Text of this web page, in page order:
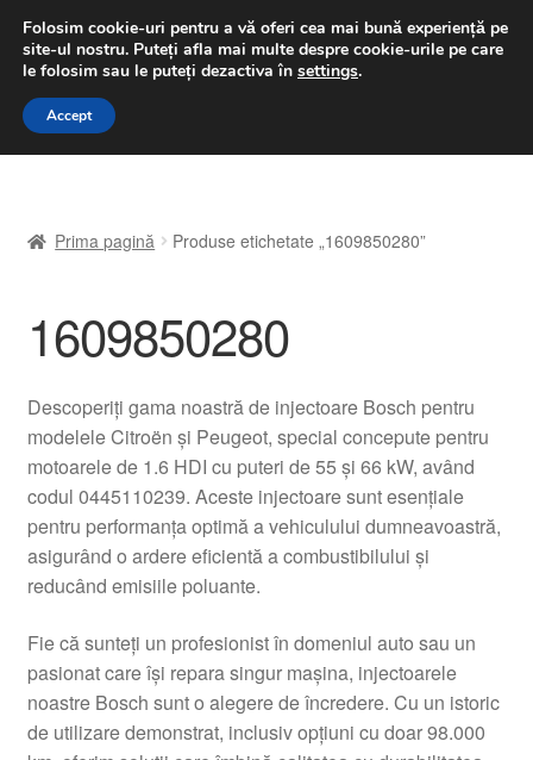
LIVRARE de la 33 lei
luni-vineri 9 a.m. - 4 p.m.031 229 6816
Sari
Sari
A lua legatura
Contul meu
Despre noi
Finalizare comandă
Livrare
Livrare în toată lumea
Plângere
Prima pagină Produse etichetate „1609850280”
1609850280
Descoperiți gama noastră de injectoare Bosch pentru
modelele Citroën și Peugeot, special concepute pentru
motoarele de 1.6 HDI cu puteri de 55 și 66 kW, având
codul 0445110239. Aceste injectoare sunt esențiale
pentru performanța optimă a vehiculului dumneavoastră,
asigurând o ardere eficientă a combustibilului și
reducând emisiile poluante.
Fie că sunteți un profesionist în domeniul auto sau un
pasionat care își repara singur mașina, injectoarele
noastre Bosch sunt o alegere de încredere. Cu un istoric
de utilizare demonstrat, inclusiv opțiuni cu doar 98.000
Folosim cookie-uri pentru a vă oferi cea mai bună experiență pe
site-ul nostru. Puteți afla mai multe despre cookie-urile pe care
le folosim sau le puteți dezactiva în settings.
Accept